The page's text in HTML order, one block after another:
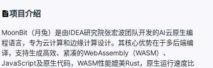
项目介绍
MoonBit（月兔）是由IDEA研究院张宏波团队开发的AI云原生编
程语言，专为云计算和边缘计算设计。其核心优势在于多后端编
译，支持生成高效、紧凑的WebAssembly（WASM）、
JavaScript及原生代码，WASM性能媲美Rust，原生运行速度比